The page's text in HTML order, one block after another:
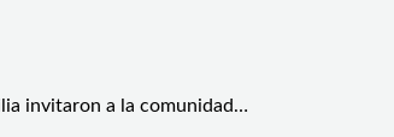
invitaron a la comunidad…